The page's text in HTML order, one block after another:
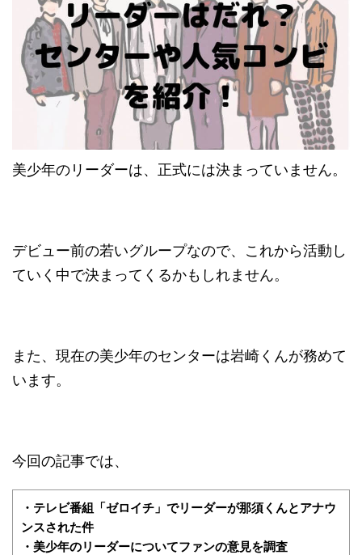
美少年のリーダーは、正式には決まっていません。
デビュー前の若いグループなので、これから活動し
ていく中で決まってくるかもしれません。
また、 現在の美少年のセンターは岩崎くんが務めて
います。
今回の記事では、
・テレビ番組「ゼロイチ」でリーダーが那須くんとアナウ
ンスされた件
・美少年のリーダーについてファンの意見を調査